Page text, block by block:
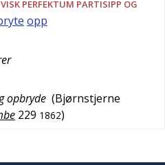
PERFEKTUM PARTISIPP OG
opp
opbryde (Bjørnstjerne
229 1862)